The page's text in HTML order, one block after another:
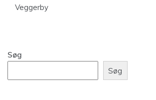
Veggerby
Søg
Søg